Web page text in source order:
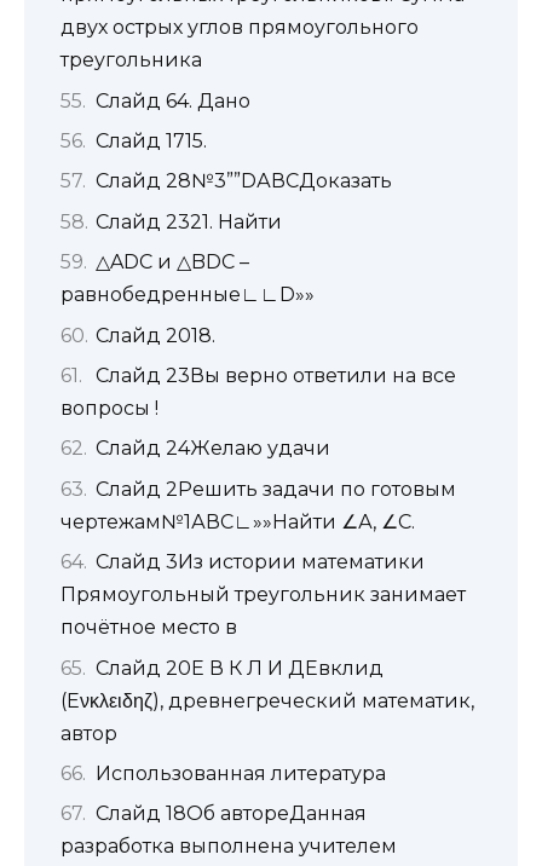
двух острых углов прямоугольного
треугольника
Слайд 64. Дано
Слайд 1715.
Слайд 28№3””DАВСДоказать
Слайд 2321. Найти
△ADC и △BDC –
равнобедренные∟∟D»»
Слайд 2018.
Слайд 23Вы верно ответили на все
вопросы !
Слайд 24Желаю удачи
Слайд 2Решить задачи по готовым
чертежам№1АВС∟»»Найти ∠А, ∠С.
Слайд 3Из истории математики
Прямоугольный треугольник занимает
почётное место в
Слайд 20Е В К Л И ДЕвклид
(Eνκλειδηζ), древнегреческий математик,
автор
Использованная литература
Слайд 18Об автореДанная
разработка выполнена учителем